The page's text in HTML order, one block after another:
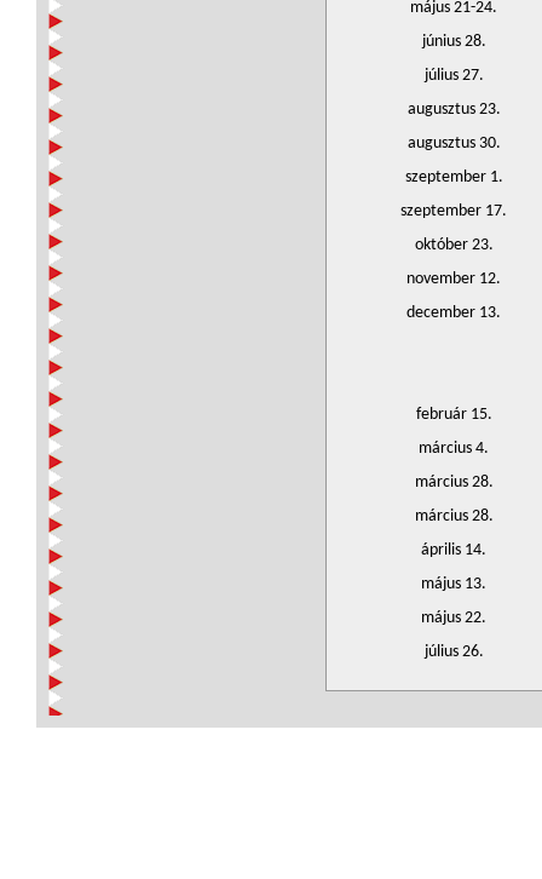
május 21-24.
június 28.
július 27.
augusztus 23.
augusztus 30.
szeptember 1.
szeptember 17.
október 23.
november 12.
december 13.
február 15.
március 4.
március 28.
március 28.
április 14.
május 13.
május 22.
július 26.